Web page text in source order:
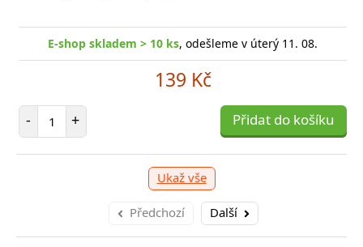
E-shop skladem > 10 ks, odešleme v úterý 11. 08.
139 Kč
- Počet položek
+ Přidat do košíku
Ukaž vše
Předchozí Další